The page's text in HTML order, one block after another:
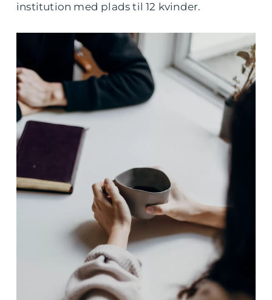
institution med plads til 12 kvinder.